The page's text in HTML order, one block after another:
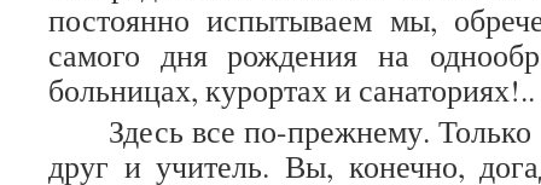
постоянно испытываем мы,
самого дня рождения на
больницах, курортах и санаториях!..
Здесь все по-прежнему.
друг и учитель. Вы, конечно,